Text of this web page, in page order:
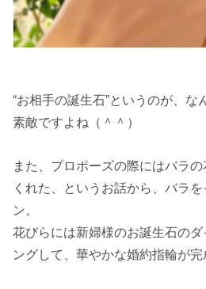
“お相手の誕生石”というのが、
素敵ですよね（＾＾）
また、プロポーズの際にはバラ
くれた、というお話から、バラ
ン。
花びらには新婦様のお誕生石の
ングして、華やかな婚約指輪が完